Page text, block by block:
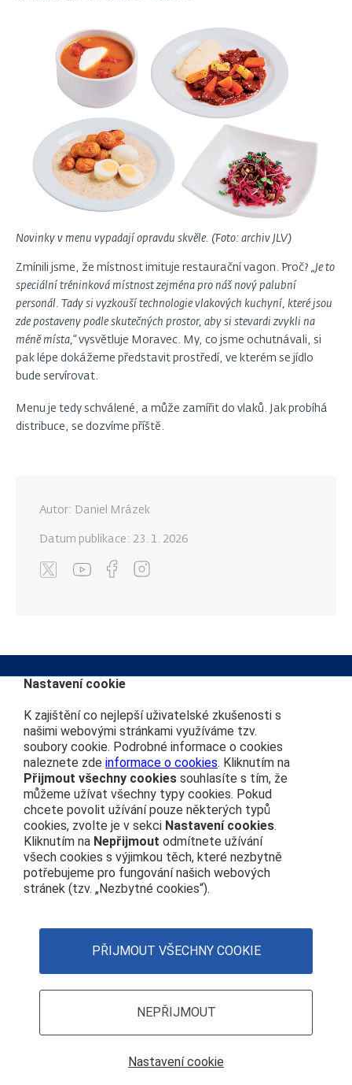
Novinky v menu vypadají opravdu skvěle. (Foto: archiv JLV)
Zmínili jsme, že místnost imituje restaurační vagon. Proč? „Je to
speciální tréninková místnost zejména pro náš nový palubní
personál. Tady si vyzkouší technologie vlakových kuchyní, které jsou
zde postaveny podle skutečných prostor, aby si stevardi zvykli na
méně místa,“ vysvětluje Moravec. My, co jsme ochutnávali, si
pak lépe dokážeme představit prostředí, ve kterém se jídlo
bude servírovat.
Menu je tedy schválené, a může zamířit do vlaků. Jak probíhá
distribuce, se dozvíme příště.
Autor: Daniel Mrázek
Datum publikace: 23. 1. 2026
Navigace
Kontakt na redakci
info@cdprovas.cz
Vydavatel
České dráhy, a.s.
nábřeží Ludvíka Svobody 1222
110 15 Praha 1
IČO: 70994226
Další webové stránky
Můj vláček
ČD nostalgie
Vlakem na výlet
České dráhy
Osobní přeprava
ČD na sociálních sítíchČím se řídíme
Zásady používání cookies
Nastavení cookie
K zajištění co nejlepší uživatelské zkušenosti s
našimi webovými stránkami využíváme tzv.
soubory cookie. Podrobné informace o cookies
naleznete zde informace o cookies. Kliknutím na
Přijmout všechny cookies souhlasíte s tím, že
můžeme užívat všechny typy cookies. Pokud
chcete povolit užívání pouze některých typů
cookies, zvolte je v sekci Nastavení cookies.
Kliknutím na Nepřijmout odmítnete užívání
všech cookies s výjimkou těch, které nezbytně
potřebujeme pro fungování našich webových
stránek (tzv. „Nezbytné cookies“).
PŘIJMOUT VŠECHNY COOKIE
NEPŘIJMOUT
Nastavení cookie